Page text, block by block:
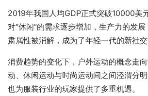
2019年我国人均GDP正式突破10000美
对“休闲”的需求逐步增加，生产力的发
肃属性被消解，成为了年轻一代的新社交
消费趋势的变化下，户外运动的概念走
动、休闲运动与时尚运动间之间泾渭分
也为服装行业的玩家提供了多重机遇。